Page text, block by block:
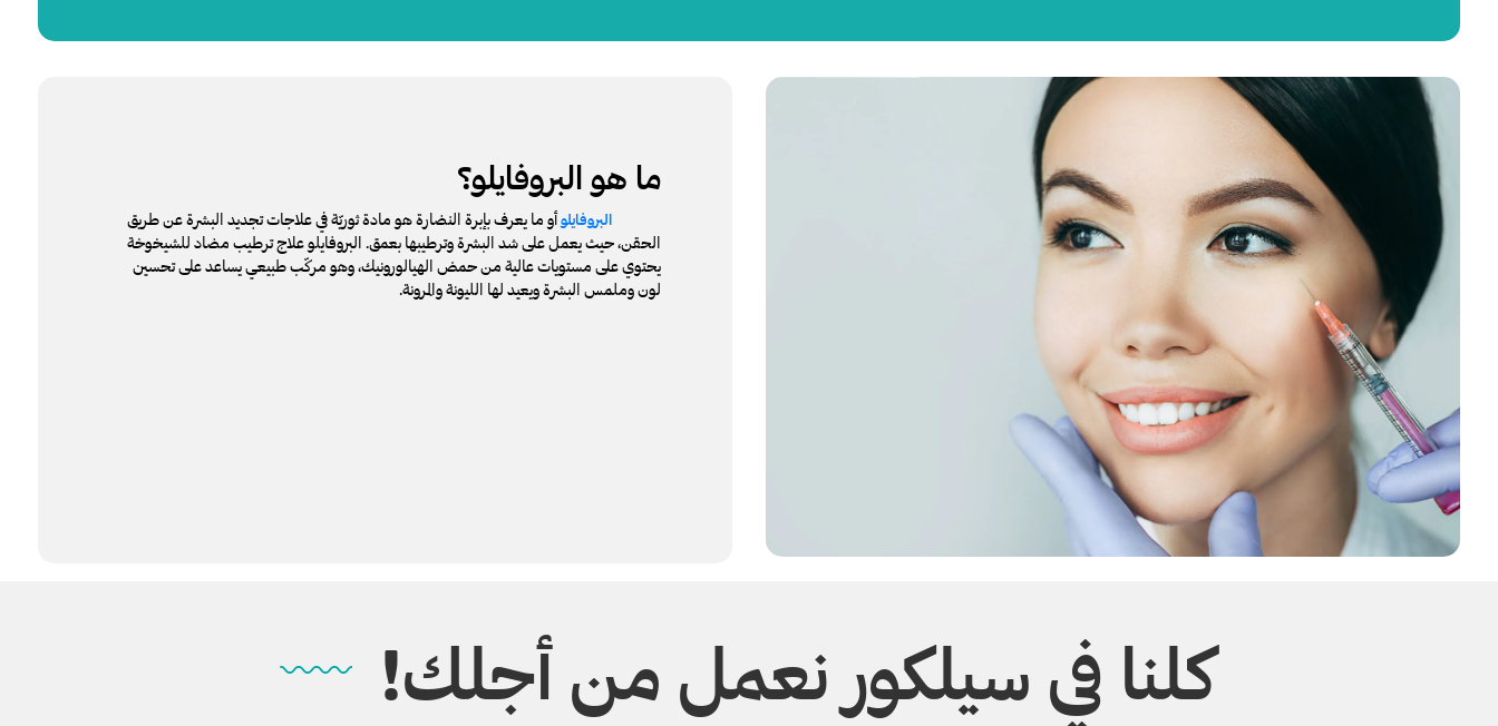
ما هو البروفايلو؟
البروفايلوأو ما يعرف بإبرة النضارة هو مادة ثوريّة في علاجات تجديد البشرة عن طريق
الحقن، حيث يعمل على شد البشرة وترطيبها بعمق. البروفايلو علاج ترطيب مضاد للشيخوخة
يحتوي على مستويات عالية من حمض الهيالورونيك، وهو مركّب طبيعي يساعد على تحسين
لون وملمس البشرة ويعيد لها الليونة والمرونة.
كلنا في سيلكور نعمل من أجلك!